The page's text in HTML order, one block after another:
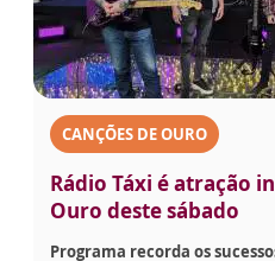
CANÇÕES DE OURO
Rádio Táxi é atração
Ouro deste sábado
Programa recorda os